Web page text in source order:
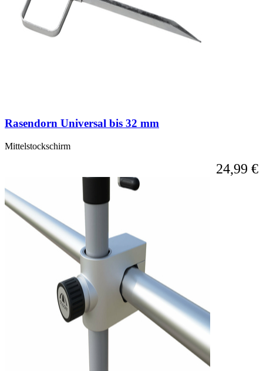
Rasendorn Universal bis 32 mm
Mittelstockschirm
24,99 €